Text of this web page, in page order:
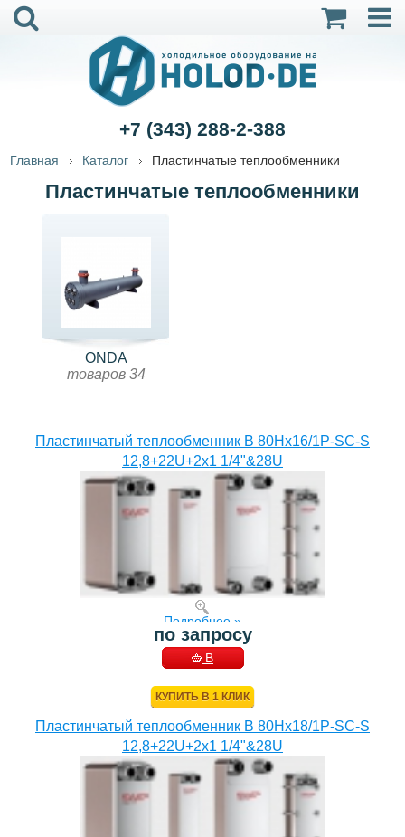
+7 (343) 288-2-388
Главная Каталог Пластинчатые теплообменники
Пластинчатые теплообменники
ONDA
товаров 34
Пластинчатый теплообменник B 80Hx16/1P-SC-S
12,8+22U+2x1 1/4"&28U
Подробнее »
по запросу
В
КУПИТЬ В 1 КЛИК
Пластинчатый теплообменник B 80Hx18/1P-SC-S
12,8+22U+2x1 1/4"&28U